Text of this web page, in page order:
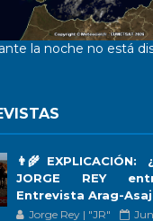
la noche no está
👨‍🌾EXPLICACIÓN:
JORGE REY
Entrevista Arag-
Jorge Rey | "JR"